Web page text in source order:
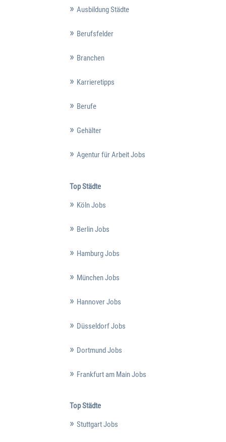
Ausbildung Städte
Berufsfelder
Branchen
Karrieretipps
Berufe
Gehälter
Agentur für Arbeit Jobs
Top Städte
Köln Jobs
Berlin Jobs
Hamburg Jobs
München Jobs
Hannover Jobs
Düsseldorf Jobs
Dortmund Jobs
Frankfurt am Main Jobs
Top Städte
Stuttgart Jobs